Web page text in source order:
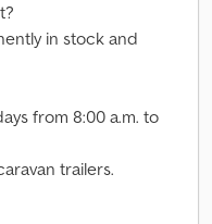
in stock and
from 8:00 a.m. to
trailers.